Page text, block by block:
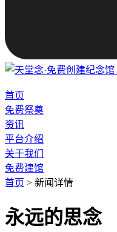
首页
免费祭奠
资讯
平台介绍
关于我们
免费建馆
首页 > 新闻详情
永远的思念